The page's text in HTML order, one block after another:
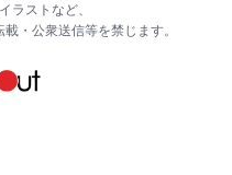
ラストなど、
・公衆送信等を禁じます。